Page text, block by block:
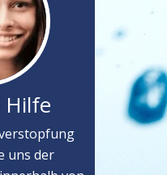
Hilfe
uns der